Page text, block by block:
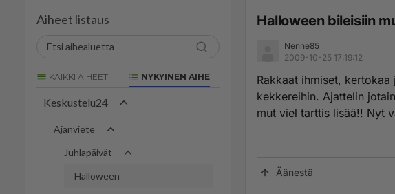
Aiheet listaus
KAIKKI AIHEET NYKYINEN AIHE
Keskustelu24
Ajanviete
Juhlapäivät
Halloween
Halloween bileisiin
Nenne85
2009-10-25 17:19:12
Rakkaat ihmiset,
kekkereihin. Ajattelin
mut viel tarttis lisää!! Nyt
Äänestä